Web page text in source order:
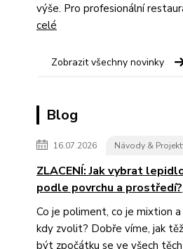
výše. Pro profesionální
celé
Zobrazit všechny novinky
Blog
16.07.2026 Návody &
ZLACENÍ: Jak vybrat
podle povrchu a prostředí?
Co je poliment, co je mixtion
kdy zvolit? Dobře víme, jak
být zpočátku se ve všech